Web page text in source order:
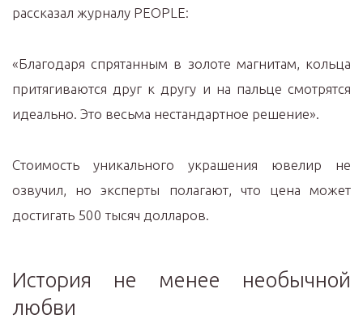
рассказал журналу PEOPLE:
«Благодаря спрятанным в золоте магнитам, кольца
притягиваются друг к другу и на пальце смотрятся
идеально. Это весьма нестандартное решение».
Стоимость уникального украшения ювелир не
озвучил, но эксперты полагают, что цена может
достигать 500 тысяч долларов.
История не менее необычной
любви